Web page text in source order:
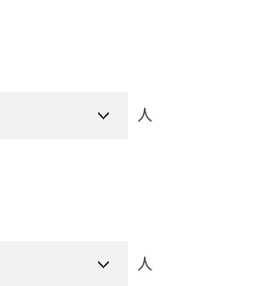
人
人